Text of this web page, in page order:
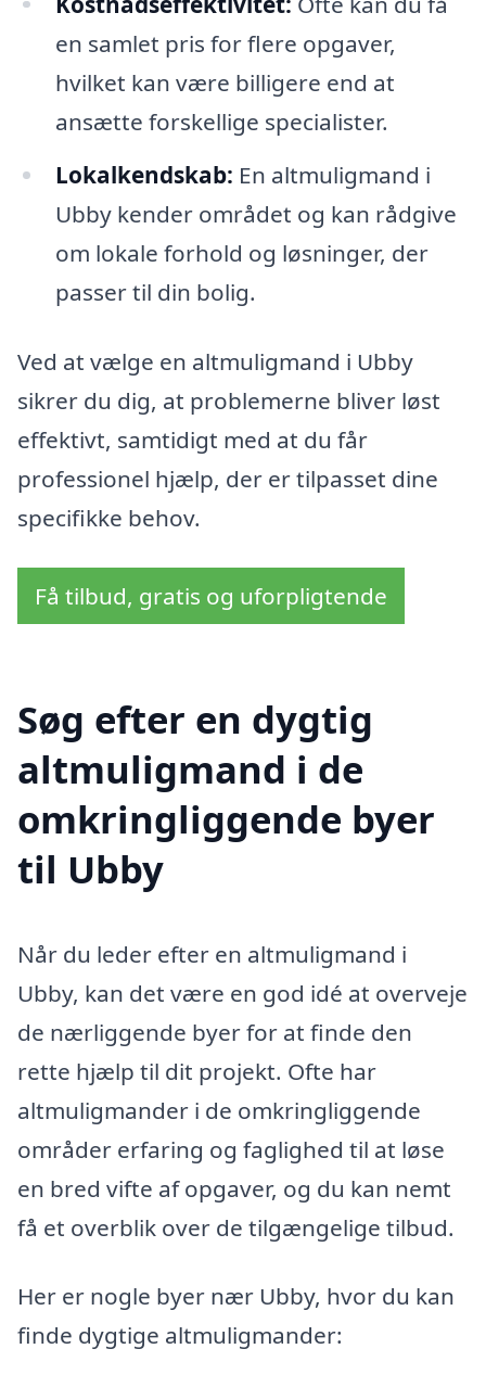
en samlet pris for flere opgaver,
hvilket kan være billigere end at
ansætte forskellige specialister.
Lokalkendskab: En altmuligmand i
Ubby kender området og kan rådgive
om lokale forhold og løsninger, der
passer til din bolig.
Ved at vælge en altmuligmand i Ubby
sikrer du dig, at problemerne bliver løst
effektivt, samtidigt med at du får
professionel hjælp, der er tilpasset dine
specifikke behov.
Få tilbud, gratis og uforpligtende
Søg efter en dygtig
altmuligmand i de
omkringliggende byer
til Ubby
Når du leder efter en altmuligmand i
Ubby, kan det være en god idé at overveje
de nærliggende byer for at finde den
rette hjælp til dit projekt. Ofte har
altmuligmander i de omkringliggende
områder erfaring og faglighed til at løse
en bred vifte af opgaver, og du kan nemt
få et overblik over de tilgængelige tilbud.
Her er nogle byer nær Ubby, hvor du kan
finde dygtige altmuligmander: